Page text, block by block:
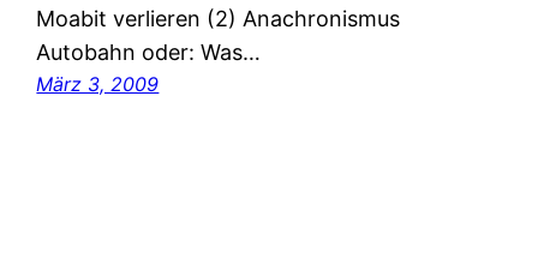
Moabit verlieren (2) Anachronismus
Autobahn oder: Was…
März 3, 2009